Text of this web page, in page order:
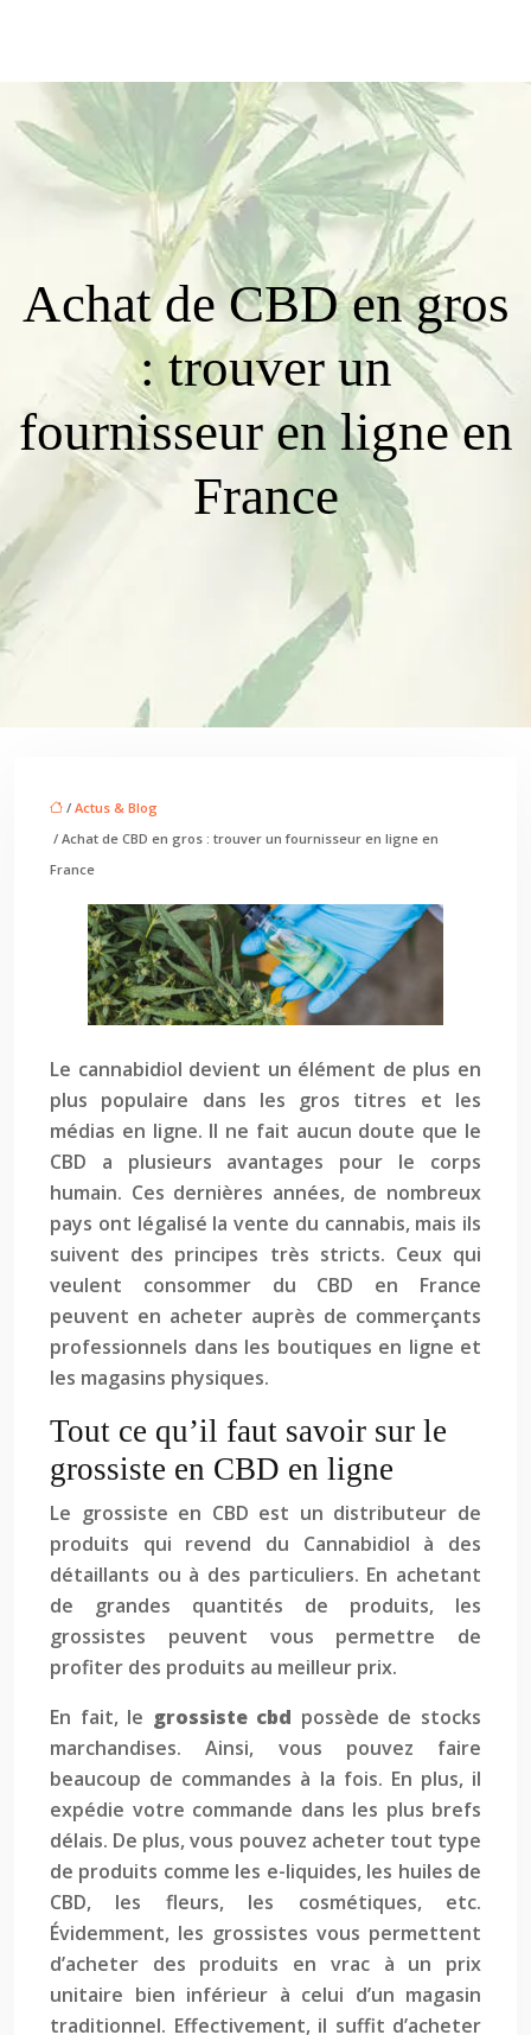
Achat de CBD en gros
: trouver un
fournisseur en ligne en
France
/ Actus & Blog
/ Achat de CBD en gros : trouver un fournisseur en ligne en
France
Le cannabidiol devient un élément de plus en
plus populaire dans les gros titres et les
médias en ligne. Il ne fait aucun doute que le
CBD a plusieurs avantages pour le corps
humain. Ces dernières années, de nombreux
pays ont légalisé la vente du cannabis, mais ils
suivent des principes très stricts. Ceux qui
veulent consommer du CBD en France
peuvent en acheter auprès de commerçants
professionnels dans les boutiques en ligne et
les magasins physiques.
Tout ce qu’il faut savoir sur le
grossiste en CBD en ligne
Le grossiste en CBD est un distributeur de
produits qui revend du Cannabidiol à des
détaillants ou à des particuliers. En achetant
de grandes quantités de produits, les
grossistes peuvent vous permettre de
profiter des produits au meilleur prix.
En fait, le grossiste cbd possède de stocks
marchandises. Ainsi, vous pouvez faire
beaucoup de commandes à la fois. En plus, il
expédie votre commande dans les plus brefs
délais. De plus, vous pouvez acheter tout type
de produits comme les e-liquides, les huiles de
CBD, les fleurs, les cosmétiques, etc.
Évidemment, les grossistes vous permettent
d’acheter des produits en vrac à un prix
unitaire bien inférieur à celui d’un magasin
traditionnel. Effectivement, il suffit d’acheter